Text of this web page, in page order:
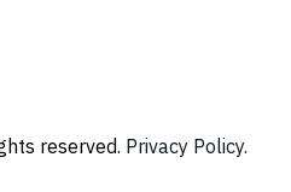
reserved. Privacy Policy.